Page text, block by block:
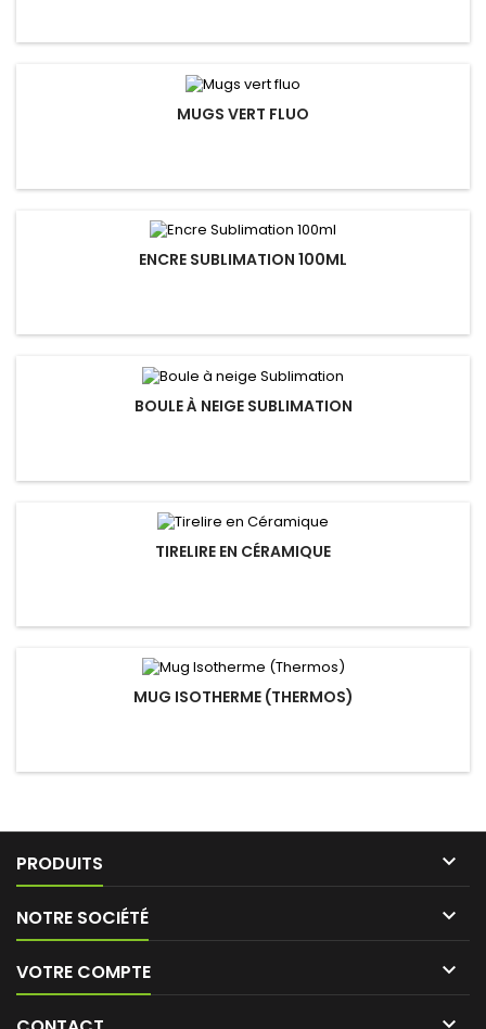
MUGS VERT FLUO
ENCRE SUBLIMATION 100ML
BOULE À NEIGE SUBLIMATION
TIRELIRE EN CÉRAMIQUE
MUG ISOTHERME (THERMOS)
PRODUITS 
NOTRE SOCIÉTÉ 
VOTRE COMPTE 